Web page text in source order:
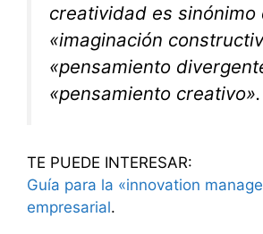
creatividad es sinónimo
«imaginación
«pensamiento
«pensamiento creativo».
TE PUEDE INTERESAR:
Guía para la «innovation
empresarial.